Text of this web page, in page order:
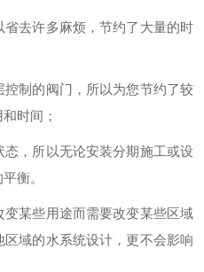
去许多麻烦，节约了大量的时
制的阀门，所以为您节约了较
时间；
，所以无论安装分期施工或设
衡。
某些用途而需要改变某些区域
域的水系统设计，更不会影响